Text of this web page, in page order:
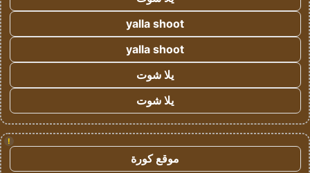
yalla shoot
yalla shoot
يلا شوت
يلا شوت
!
موقع كورة